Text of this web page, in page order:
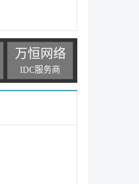
万恒网络
IDC服务商